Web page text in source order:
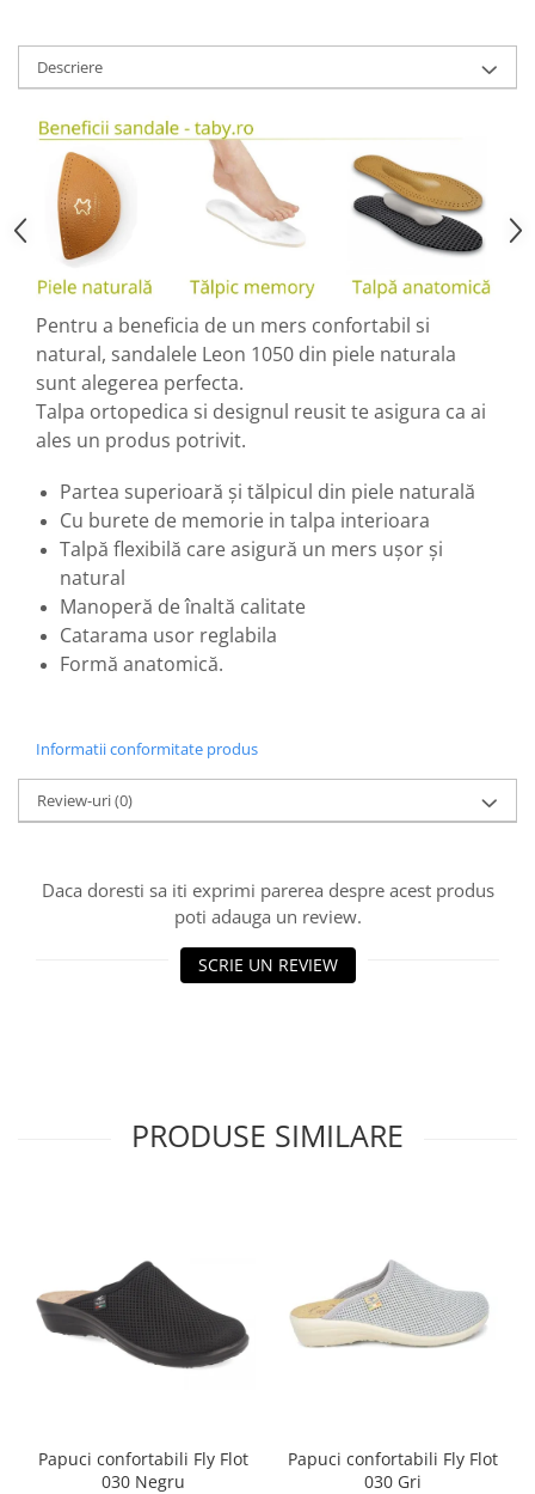
Descriere
Pentru a beneficia de un mers confortabil si
natural, sandalele Leon 1050 din piele naturala
sunt alegerea perfecta.
Talpa ortopedica si designul reusit te asigura ca ai
ales un produs potrivit.
Partea superioară şi tălpicul din piele naturală
Cu burete de memorie in talpa interioara
Talpă flexibilă care asigură un mers uşor şi
natural
Manoperă de înaltă calitate
Catarama usor reglabila
Formă anatomică.
Informatii conformitate produs
Review-uri(0)
Daca doresti sa iti exprimi parerea despre acest produs
poti adauga un review.
SCRIE UN REVIEW
PRODUSE SIMILARE
Papuci confortabili Fly Flot
030 Negru
Papuci confortabili Fly Flot
030 Gri